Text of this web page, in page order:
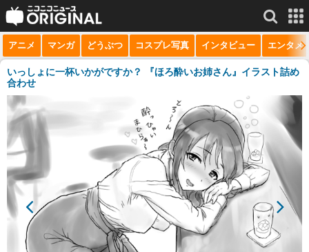
サービス一覧 もっと見る
niconico
生放送
チャンネル
マンガ
ニコニコQ
アニメ マンガ どうぶつ コスプレ写真 インタビュー エンタメ
いっしょに一杯いかがですか？ 『ほろ酔いお姉さん』イラスト詰め
合わせ